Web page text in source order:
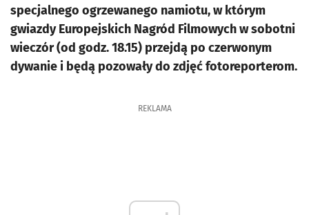
specjalnego ogrzewanego namiotu, w którym
gwiazdy Europejskich Nagród Filmowych w sobotni
wieczór (od godz. 18.15) przejdą po czerwonym
dywanie i będą pozowały do zdjęć fotoreporterom.
REKLAMA